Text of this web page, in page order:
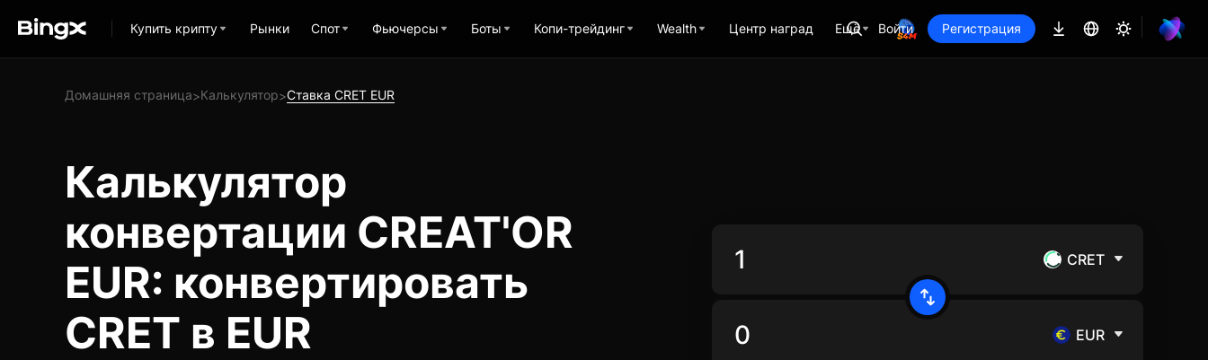
Купить крипту Рынки Спот Фьючерсы Боты Копи-трейдинг Wealth Центр наград Ещё Войти Регистрация
Домашняя страница>Калькулятор>Ставка CRET EUR
Калькулятор
конвертации CREAT'OR
EUR: конвертировать
CRET в EUR
CRET
EUR